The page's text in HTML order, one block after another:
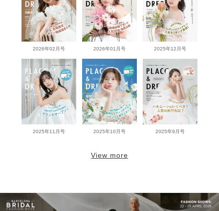
2026年02月号 2026年01月号 2025年12月号
2025年11月号 2025年10月号 2025年9月号
View more